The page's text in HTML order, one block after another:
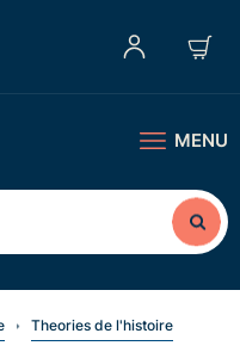
MENU
Theories de l'histoire